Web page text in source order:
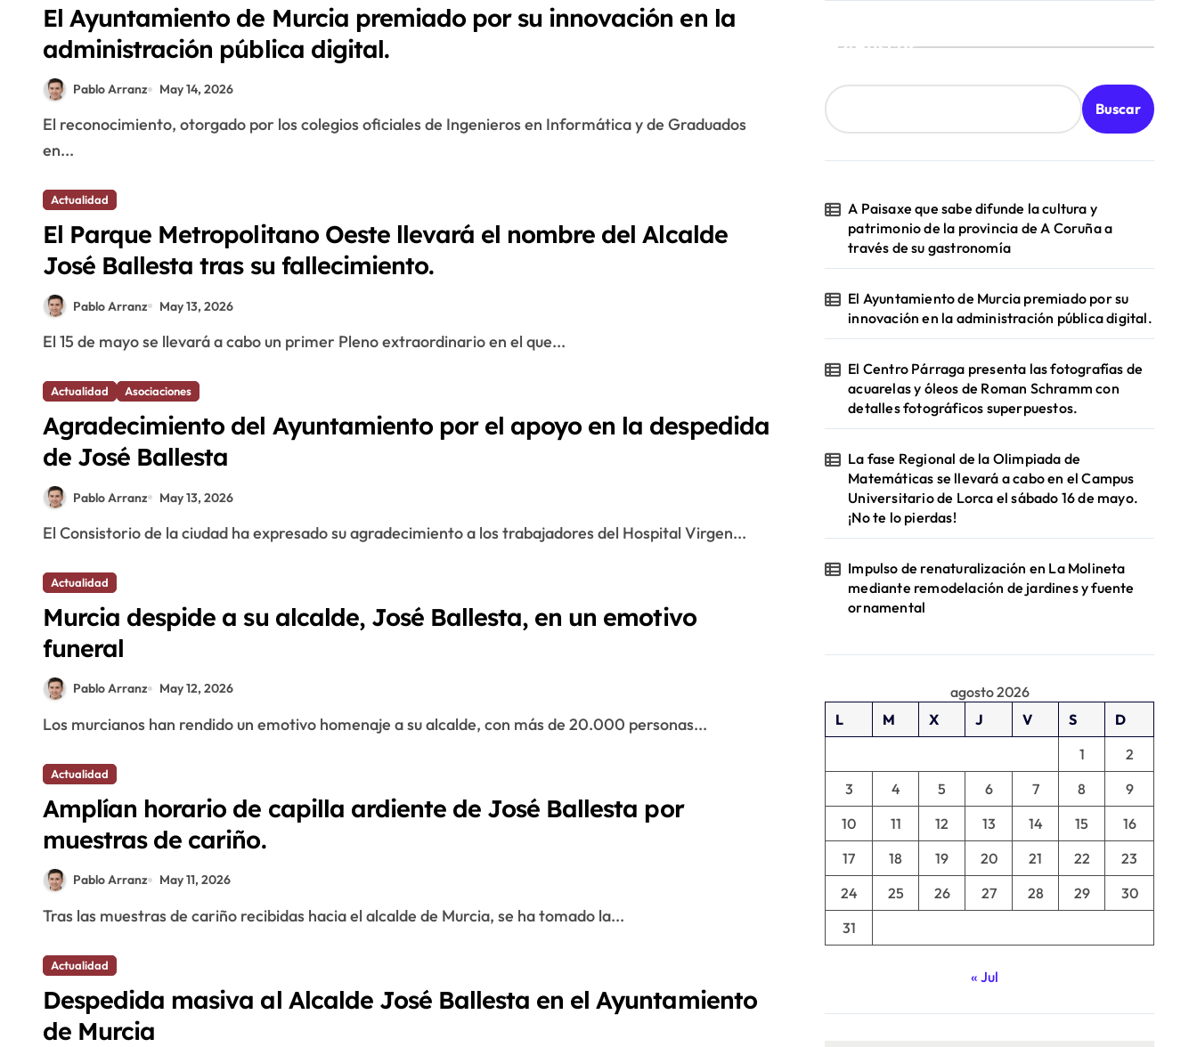
El Ayuntamiento de Murcia premiado por su innovación en la
administración pública digital.
Pablo Arranz May 14, 2026
El reconocimiento, otorgado por los colegios oficiales de Ingenieros en Informática y de Graduados
en...
Actualidad
El Parque Metropolitano Oeste llevará el nombre del Alcalde
José Ballesta tras su fallecimiento.
Pablo Arranz May 13, 2026
El 15 de mayo se llevará a cabo un primer Pleno extraordinario en el que...
Actualidad Asociaciones
Agradecimiento del Ayuntamiento por el apoyo en la despedida
de José Ballesta
Pablo Arranz May 13, 2026
El Consistorio de la ciudad ha expresado su agradecimiento a los trabajadores del Hospital Virgen...
Actualidad
Murcia despide a su alcalde, José Ballesta, en un emotivo
funeral
Pablo Arranz May 12, 2026
Los murcianos han rendido un emotivo homenaje a su alcalde, con más de 20.000 personas...
Actualidad
Amplían horario de capilla ardiente de José Ballesta por
muestras de cariño.
Pablo Arranz May 11, 2026
Tras las muestras de cariño recibidas hacia el alcalde de Murcia, se ha tomado la...
Actualidad
Despedida masiva al Alcalde José Ballesta en el Ayuntamiento
de Murcia
Buscar
Buscar
A Paisaxe que sabe difunde la cultura y
patrimonio de la provincia de A Coruña a
través de su gastronomía
El Ayuntamiento de Murcia premiado por su
innovación en la administración pública digital.
El Centro Párraga presenta las fotografías de
acuarelas y óleos de Roman Schramm con
detalles fotográficos superpuestos.
La fase Regional de la Olimpiada de
Matemáticas se llevará a cabo en el Campus
Universitario de Lorca el sábado 16 de mayo.
¡No te lo pierdas!
Impulso de renaturalización en La Molineta
mediante remodelación de jardines y fuente
ornamental
agosto 2026
L
M X J V S
D
1
2
3
4 5 6 7 8
9
10
11 12 13 14 15
16
17
18 19 20 21 22
23
24
25 26 27 28 29
30
31
« Jul